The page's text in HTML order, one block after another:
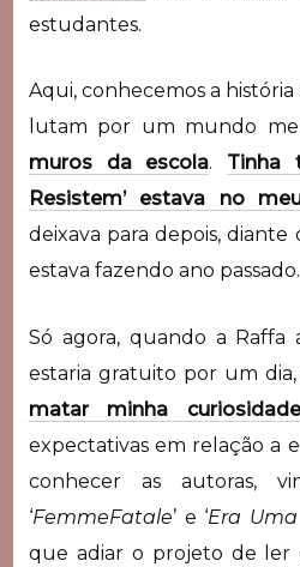
estudantes.
Aqui, conhecemos a
lutam por um mundo
muros da escola. Tinha
Resistem’ estava no
deixava para depois,
estava fazendo ano passado.
Só agora, quando a
estaria gratuito por um
matar minha
expectativas em relação a
conhecer as autoras,
‘FemmeFatale’ e ‘Era
que adiar o projeto de ler